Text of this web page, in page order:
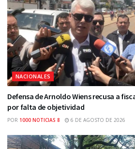
NACIONALES
Defensa de Arnoldo Wiens recusa a
por falta de objetividad
POR 1000 NOTICIAS 8 6 DE AGOSTO DE 2026